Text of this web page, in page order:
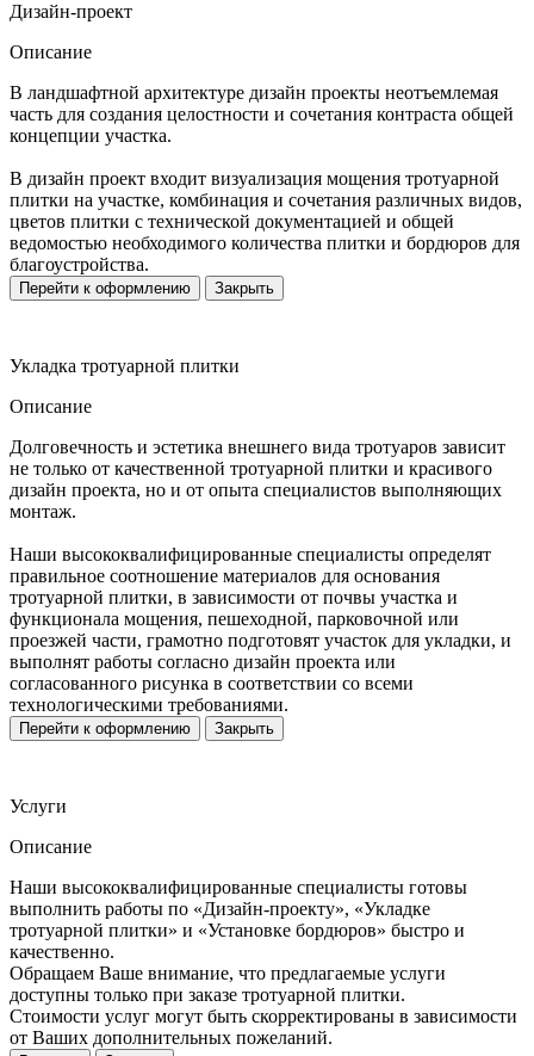
Дизайн-проект
Описание
В ландшафтной архитектуре дизайн проекты неотъемлемая
часть для создания целостности и сочетания контраста общей
концепции участка.
В дизайн проект входит визуализация мощения тротуарной
плитки на участке, комбинация и сочетания различных видов,
цветов плитки с технической документацией и общей
ведомостью необходимого количества плитки и бордюров для
благоустройства.
Перейти к оформлению Закрыть
Укладка тротуарной плитки
Описание
Долговечность и эстетика внешнего вида тротуаров зависит
не только от качественной тротуарной плитки и красивого
дизайн проекта, но и от опыта специалистов выполняющих
монтаж.
Наши высококвалифицированные специалисты определят
правильное соотношение материалов для основания
тротуарной плитки, в зависимости от почвы участка и
функционала мощения, пешеходной, парковочной или
проезжей части, грамотно подготовят участок для укладки, и
выполнят работы согласно дизайн проекта или
согласованного рисунка в соответствии со всеми
технологическими требованиями.
Перейти к оформлению Закрыть
Услуги
Описание
Наши высококвалифицированные специалисты готовы
выполнить работы по «Дизайн-проекту», «Укладке
тротуарной плитки» и «Установке бордюров» быстро и
качественно.
Обращаем Ваше внимание, что предлагаемые услуги
доступны только при заказе тротуарной плитки.
Стоимости услуг могут быть скорректированы в зависимости
от Ваших дополнительных пожеланий.